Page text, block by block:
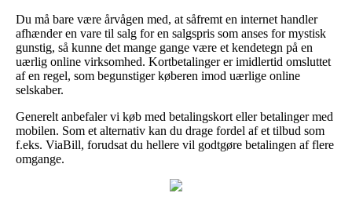
Du må bare være årvågen med, at såfremt en internet handler
afhænder en vare til salg for en salgspris som anses for mystisk
gunstig, så kunne det mange gange være et kendetegn på en
uærlig online virksomhed. Kortbetalinger er imidlertid omsluttet
af en regel, som begunstiger køberen imod uærlige online
selskaber.
Generelt anbefaler vi køb med betalingskort eller betalinger med
mobilen. Som et alternativ kan du drage fordel af et tilbud som
f.eks. ViaBill, forudsat du hellere vil godtgøre betalingen af flere
omgange.